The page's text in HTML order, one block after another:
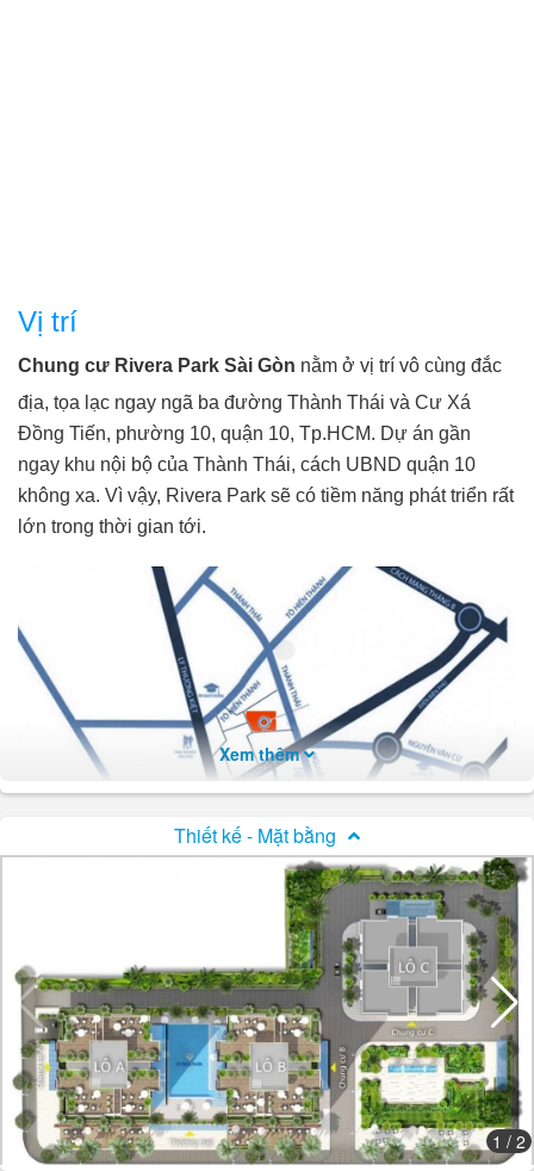
Vị trí
Chung cư Rivera Park Sài Gòn nằm ở vị trí vô cùng đắc
địa, tọa lạc ngay ngã ba đường Thành Thái và Cư Xá
Đồng Tiến, phường 10, quận 10, Tp.HCM. Dự án gần
ngay khu nội bộ của Thành Thái, cách UBND quận 10
không xa. Vì vậy, Rivera Park sẽ có tiềm năng phát triển rất
lớn trong thời gian tới.
Vị trí chung cư Rivera Park Sài Gòn
Hạ tầng
Tiện ích nội khu
Chung cư Rivera Park Sài Gònđem đến những tiện ích
nội khu thiết thực, chất lượng hoàn hảo nhất, đáp ứng
được tâm tư, nguyện vọng của tất cả các cư dân tương lai.
Xem thêm
Thiết kế - Mặt bằng
1 / 2